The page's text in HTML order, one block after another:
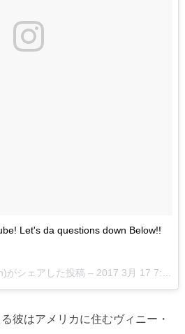
Let's da questions down Below!!
がシェアした投稿 – 2017 3月 17 7:28午後 PDT
彼はアメリカに住むヴィニー・